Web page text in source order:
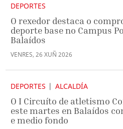
DEPORTES
O rexedor destaca o
deporte base no Campus
Balaídos
VENRES, 26 XUÑ 2026
DEPORTES ALCALDÍA
O I Circuíto de atletismo
este martes en Balaídos
e medio fondo